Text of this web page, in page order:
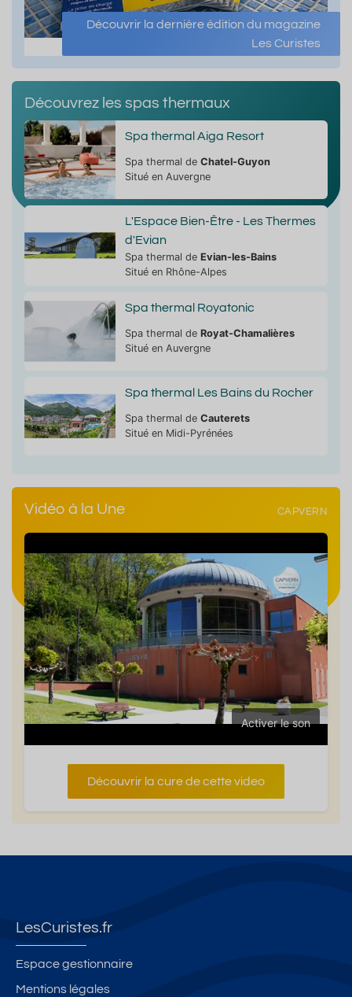
Découvrir la dernière édition du magazine
Les Curistes
Découvrez les spas thermaux
Spa thermal Aiga Resort
Spa thermal de Chatel-Guyon
Situé en Auvergne
L'Espace Bien-Être - Les Thermes
d'Evian
Spa thermal de Evian-les-Bains
Situé en Rhône-Alpes
Spa thermal Royatonic
Spa thermal de Royat-Chamalières
Situé en Auvergne
Spa thermal Les Bains du Rocher
Spa thermal de Cauterets
Situé en Midi-Pyrénées
Vidéo à la Une CAPVERN
Activer le son
Découvrir la cure de cette video
LesCuristes.fr
Espace gestionnaire
Mentions légales